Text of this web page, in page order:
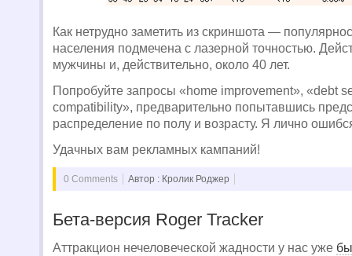
Как нетрудно заметить из скриншота —
населения подмечена с лазерной точностью.
мужчины и, действительно, около 40 лет.
Попробуйте запросы «home improvement», «debt
compatibility», предварительно попытавшись
распределение по полу и возрасту. Я лично
Удачных вам рекламных кампаний!
0 Comments Автор : Кролик Роджер
Бета-версия Roger Tracker
Аттракцион нечеловеческой жадности у нас уже